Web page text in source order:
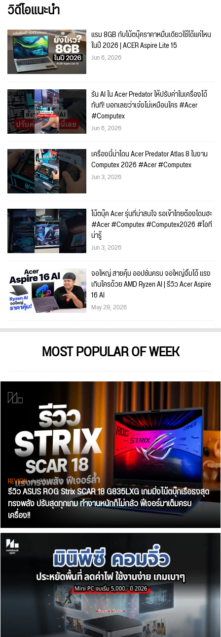
วิดีโอแนะนำ
แรม 8GB กับโน้ตบุ๊คราคาหมื่นเดียวใช้ได้แค่ไหน
ในปี 2026 | ACER Aspire Lite 15
Jun 6, 2026
รัน AI ใน Acer Predator ให้ปรับค่าในเครื่องได้
ทันที! บอกเลยว่าเจ๋งไม่เหมือนใคร #Acer
#Computex
Jun 6, 2026
เครื่องนี้น่าโดน Acer Predator Atlas 8 ในงาน
Computex 2026 #Acer #Computex
Jun 3, 2026
โน้ตบุ๊ค Acer รุ่นที่น่าสนใจ รอเข้าไทยต้องโดนฮะ
#Acer #Computex #Computex2026 #ไอที
น่ารู้
Jun 3, 2026
จอใหญ่ สายคุ้ม ออปชั่นครบ จอใหญ่จิ้มได้ แรง
เกินใครด้วย AMD Ryzen AI | รีวิว Acer Aspire
16 AI
May 28, 2026
MOST POPULAR OF WEEK
REVIEW• Jul 28, 2026
รีวิว ASUS ROG Strix SCAR 18 G835LXG เกมมิ่งโน้ตบุ๊กเรือธงสุด
ทรงพลัง ปรับสุดทุกเกม ทำงานหนักก็ไม่กลัว ฟีเจอร์มาเต็มครบ
เครื่อง!!